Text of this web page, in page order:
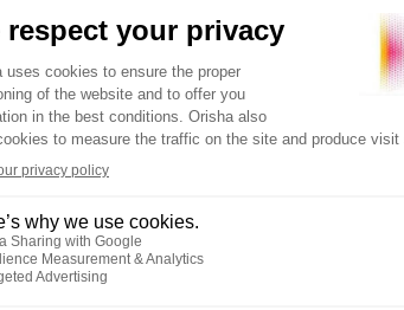
Externalisation
administrative et
comptable
L’externalisation administrative et
comptable vous aide à démarrer et
développer votre activité en
administratives et financières
En savoir plus